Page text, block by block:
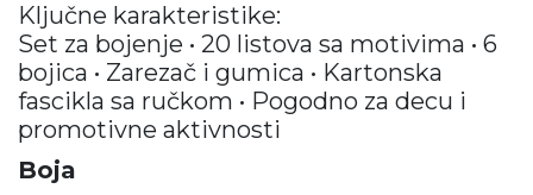
Ključne karakteristike:
Set za bojenje • 20 listova sa motivima • 6
bojica • Zarezač i gumica • Kartonska
fascikla sa ručkom • Pogodno za decu i
promotivne aktivnosti
Boja